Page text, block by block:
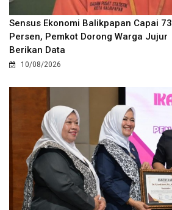
Sensus Ekonomi Balikpapan Capai 73
Persen, Pemkot Dorong Warga Jujur
Berikan Data
10/08/2026